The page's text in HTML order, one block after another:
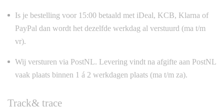
Is je bestelling voor 15:00 betaald met iDeal, KCB, Klarna of
PayPal dan wordt het dezelfde werkdag al verstuurd (ma t/m
vr).
Wij versturen via PostNL. Levering vindt na afgifte aan PostNL
vaak plaats binnen 1 á 2 werkdagen plaats (ma t/m za).
Track& trace